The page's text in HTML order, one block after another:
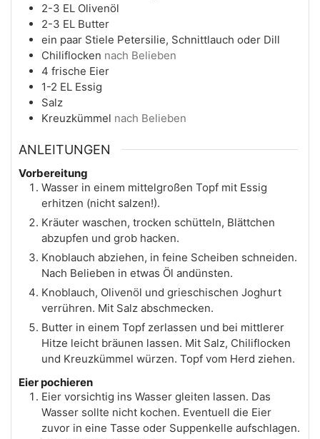
2-3 EL Olivenöl
2-3 EL Butter
ein paar Stiele Petersilie, Schnittlauch oder Dill
Chiliflocken nach Belieben
4 frische Eier
1-2 EL Essig
Salz
Kreuzkümmel nach Belieben
ANLEITUNGEN
Vorbereitung
Wasser in einem mittelgroßen Topf mit Essig
erhitzen (nicht salzen!).
Kräuter waschen, trocken schütteln, Blättchen
abzupfen und grob hacken.
Knoblauch abziehen, in feine Scheiben schneiden.
Nach Belieben in etwas Öl andünsten.
Knoblauch, Olivenöl und grieschischen Joghurt
verrühren. Mit Salz abschmecken.
Butter in einem Topf zerlassen und bei mittlerer
Hitze leicht bräunen lassen. Mit Salz, Chiliflocken
und Kreuzkümmel würzen. Topf vom Herd ziehen.
Eier pochieren
Eier vorsichtig ins Wasser gleiten lassen. Das
Wasser sollte nicht kochen. Eventuell die Eier
zuvor in eine Tasse oder Suppenkelle aufschlagen.